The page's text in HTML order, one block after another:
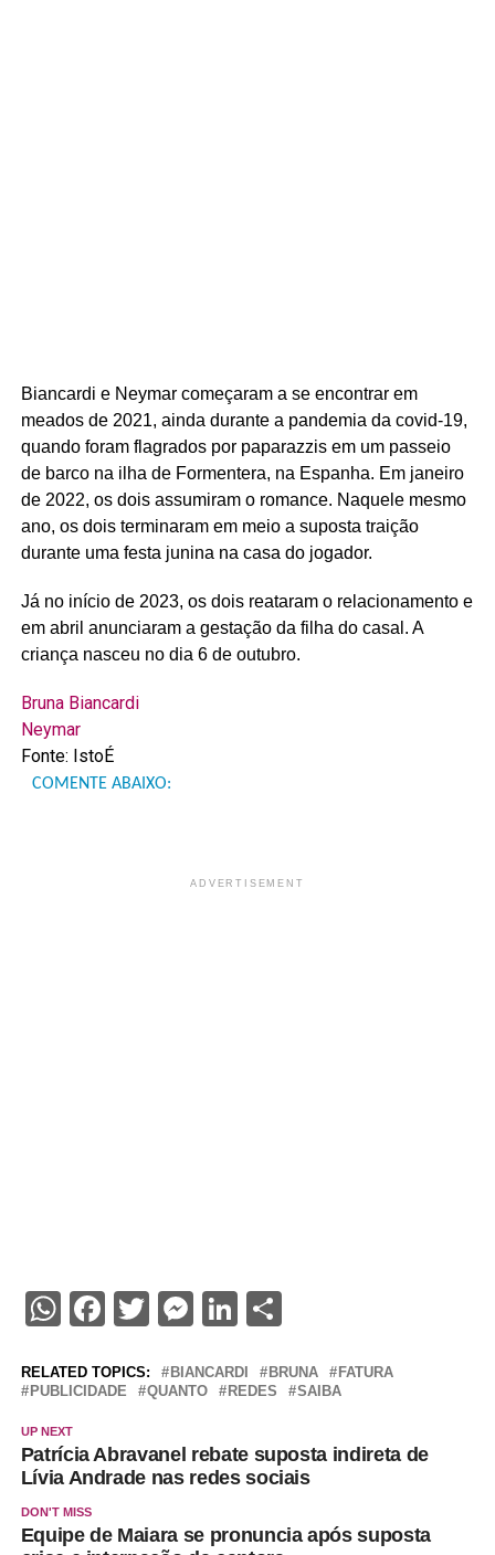
Biancardi e Neymar começaram a se encontrar em
meados de 2021, ainda durante a pandemia da covid-19,
quando foram flagrados por paparazzis em um passeio
de barco na ilha de Formentera, na Espanha. Em janeiro
de 2022, os dois assumiram o romance. Naquele mesmo
ano, os dois terminaram em meio a suposta traição
durante uma festa junina na casa do jogador.
Já no início de 2023, os dois reataram o relacionamento e
em abril anunciaram a gestação da filha do casal. A
criança nasceu no dia 6 de outubro.
Bruna Biancardi
Neymar
Fonte: IstoÉ
COMENTE ABAIXO:
ADVERTISEMENT
WhatsApp
Facebook
Twitter
Messenger
LinkedIn
Share
RELATED TOPICS: BIANCARDI BRUNA
FATURA
PUBLICIDADE
QUANTO REDES SAIBA
UP NEXT
Patrícia Abravanel rebate suposta indireta de
Lívia Andrade nas redes sociais
DON'T MISS
Equipe de Maiara se pronuncia após suposta